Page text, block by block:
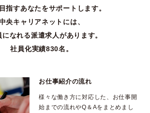
指すあなたをサポートします。
央キャリアネットには、
になれる派遣求人があります。
社員化実績830名。
お仕事紹介の流れ
様々な働き方に対応した、お仕事開
始までの流れやQ＆Aをまとめまし